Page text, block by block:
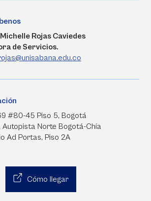
Rojas Caviedes
de Servicios.
#80-45 Piso 5, Bogotá
Autopista Norte Bogotá-Chía
Ad Portas, Piso 2A
Cómo llegar